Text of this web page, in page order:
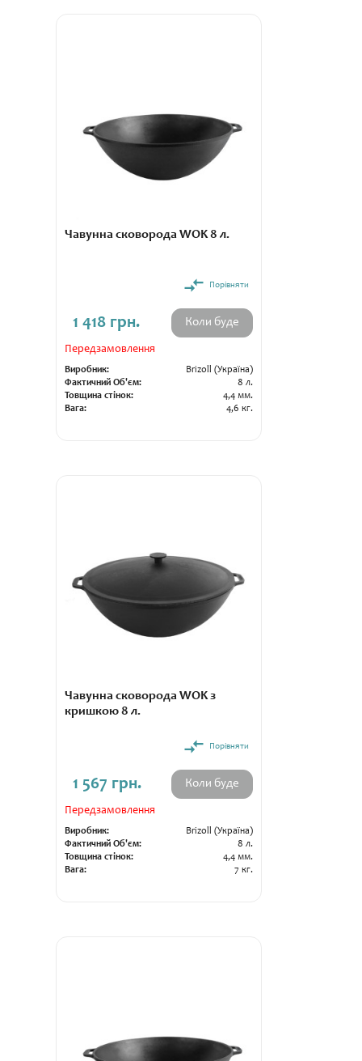
Чавунна сковорода WOK 8 л.
Порівняти
1 418 грн. Коли буде
Передзамовлення
Виробник:
Brizoll (Україна)
Фактичний Об'єм:
8 л.
Товщина стінок:
4,4 мм.
Вага:
4,6 кг.
Чавунна сковорода WOK з
кришкою 8 л.
Порівняти
1 567 грн. Коли буде
Передзамовлення
Виробник:
Brizoll (Україна)
Фактичний Об'єм:
8 л.
Товщина стінок:
4,4 мм.
Вага:
7 кг.